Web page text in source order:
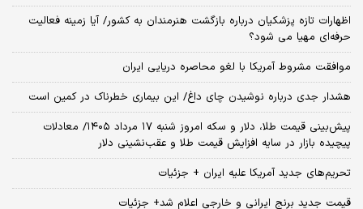
اظهارات تازه پزشکیان درباره بازگشت هنرمندان به کشور/ آیا زمینه فعالیت
حرفه‌ای مهیا می شود؟
موافقت مشروط آمریکا با لغو محاصره دریایی ایران
هشدار جدی درباره نوشیدن چای داغ/ این بیماری خطرناک در کمین است
پیش‌بینی قیمت طلا، دلار و سکه امروز شنبه ۱۷ مرداد ۱۴۰۵/ معادلات
پیچیده بازار در سایه افزایش قیمت طلا و عقب‌نشینی دلار
تحریم‌های جدید آمریکا علیه ایران + جزئیات
قیمت جدید برنج ایرانی و خارجی اعلام شد+ جزئیات